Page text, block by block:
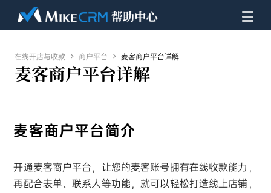
在线开店与收款  商户平台  麦客商户平台详解
麦客商户平台详解
麦客商户平台简介
开通麦客商户平台，让您的麦客账号拥有在线收款能力，
再配合表单、联系人等功能，就可以轻松打造线上店铺，